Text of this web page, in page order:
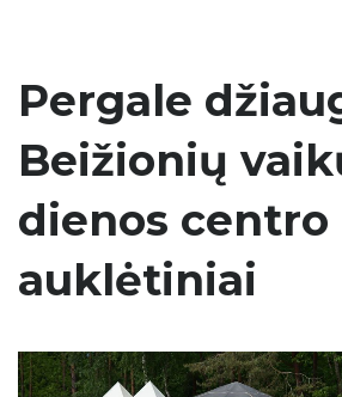
Pergale
Beižionių
dienos centro
auklėtiniai